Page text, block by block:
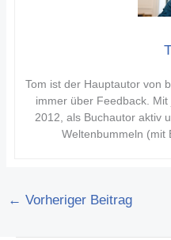
Tom ist der Hauptautor von
immer über Feedback.
2012, als Buchautor aktiv
Weltenbummeln (mit
← Vorheriger Beitrag